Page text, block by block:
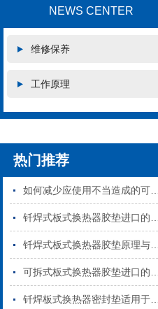
NEWS CENTER
维修保养
工作原理
热门推荐